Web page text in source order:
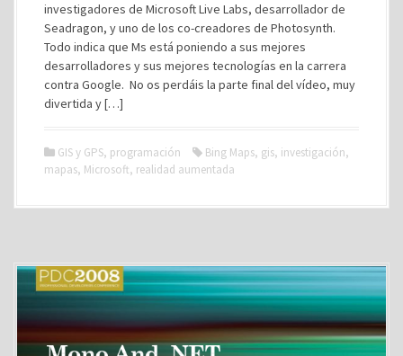
investigadores de Microsoft Live Labs, desarrollador de
Seadragon, y uno de los co-creadores de Photosynth.
Todo indica que Ms está poniendo a sus mejores
desarrolladores y sus mejores tecnologías en la carrera
contra Google. No os perdáis la parte final del vídeo, muy
divertida y […]
GIS y GPS, programación Bing Maps, gis, investigación,
mapas, Microsoft, realidad aumentada